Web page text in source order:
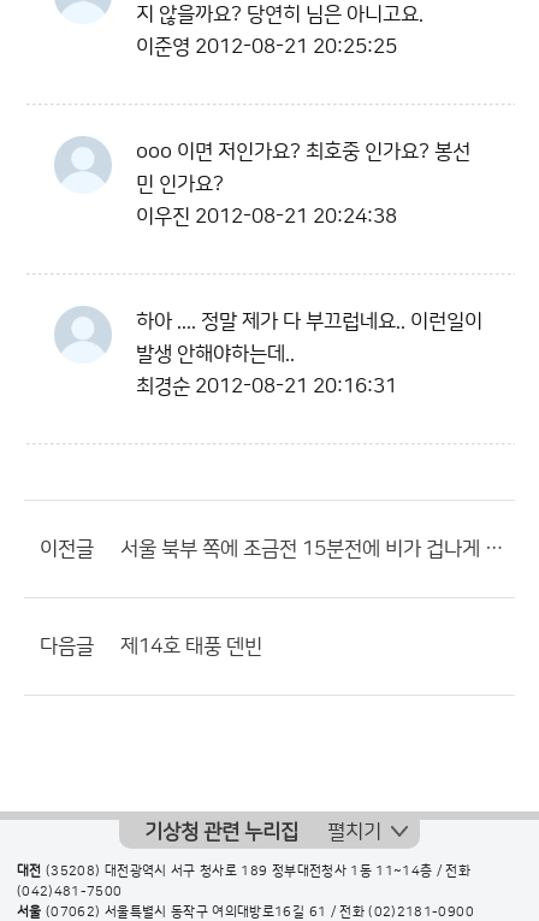
지 않을까요? 당연히 님은 아니고요.
이준영 2012-08-21 20:25:25
ooo 이면 저인가요? 최호중 인가요? 봉선
민 인가요?
이우진 2012-08-21 20:24:38
하아 .... 정말 제가 다 부끄럽네요.. 이런일이
발생 안해야하는데..
최경순 2012-08-21 20:16:31
이전글 서울 북부 쪽에 조금전 15분전에 비가 겁나게 내렸는데 지금 조용함
다음글 제14호 태풍 덴빈
기상청 관련 누리집 펼치기
대전 (35208) 대전광역시 서구 청사로 189 정부대전청사 1동 11~14층 / 전화
(042)481-7500
서울 (07062) 서울특별시 동작구 여의대방로16길 61 / 전화(02)2181-0900